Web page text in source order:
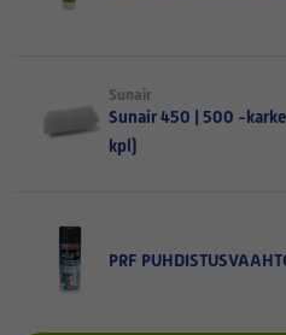
Sunair
Sunair 450 | 500 -
kpl)
PRF